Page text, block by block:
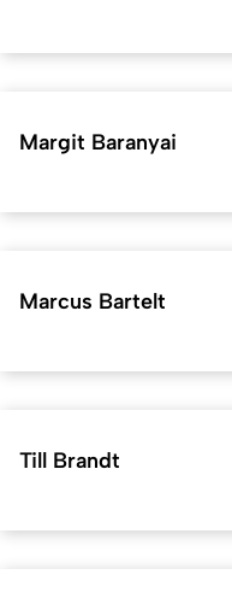
Margit Baranyai
Marcus Bartelt
Till Brandt